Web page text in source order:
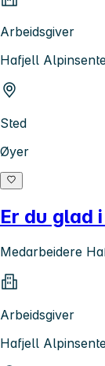
Arbeidsgiver
Hafjell
Sted
Øyer
Er du glad
Medarbeidere
Arbeidsgiver
Hafjell